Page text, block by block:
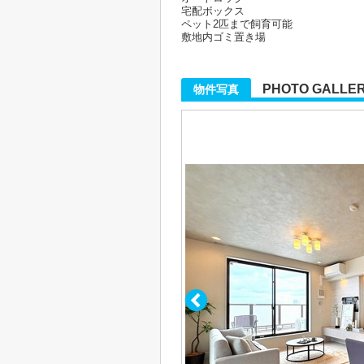
宅配ボックス
ペット2匹まで飼育可能
敷地内ゴミ置き場
物件写真 PHOTO